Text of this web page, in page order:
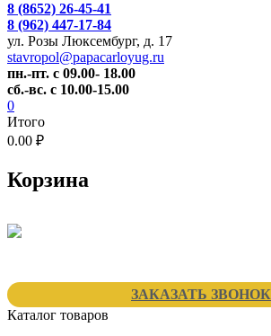
8 (8652) 26-45-41
8 (962) 447-17-84
ул. Розы Люксембург, д. 17
stavropol@papacarloyug.ru
пн.-пт. с 09.00- 18.00
сб.-вс. с 10.00-15.00
0
Итого
0.00 ₽
Корзина
ЗАКАЗАТЬ ЗВОНОК
Каталог товаров